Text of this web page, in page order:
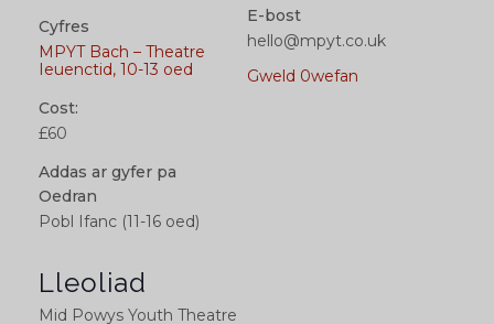
Cyfres
MPYT Bach – Theatre
Ieuenctid, 10-13 oed
Cost:
£60
Addas ar gyfer pa
Oedran
Pobl Ifanc (11-16 oed)
Lleoliad
Mid Powys Youth Theatre
E-bost
hello@mpyt.co.uk
Gweld 0wefan